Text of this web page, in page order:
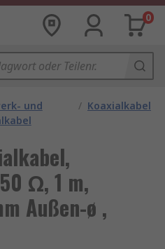
0
und
/ Koaxialkabel
Ω, 1 m,
Außen-ø ,